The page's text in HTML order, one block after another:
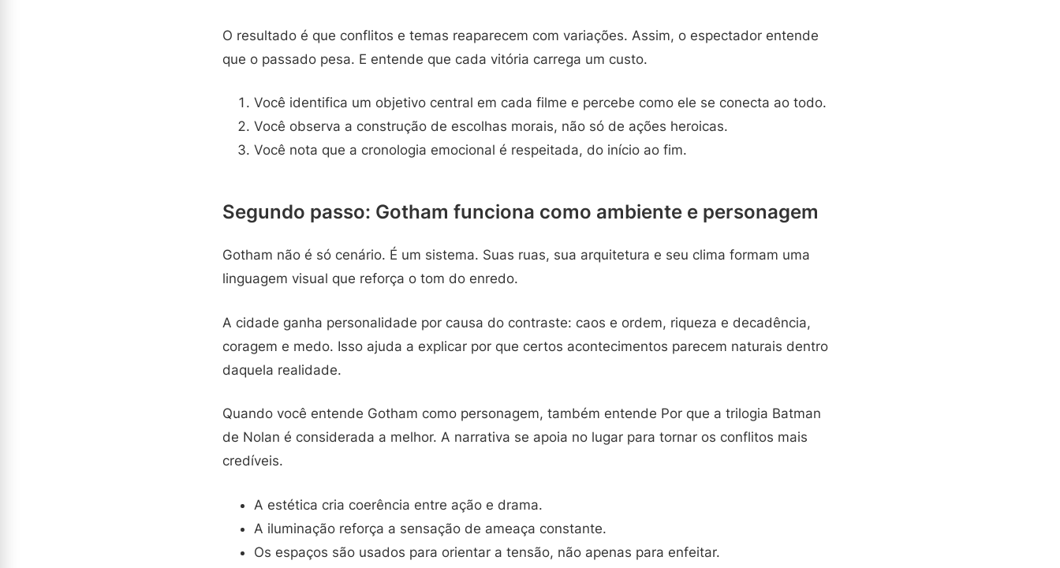
O resultado é que conflitos e temas reaparecem com variações. Assim, o espectador entende
que o passado pesa. E entende que cada vitória carrega um custo.
Você identifica um objetivo central em cada filme e percebe como ele se conecta ao todo.
Você observa a construção de escolhas morais, não só de ações heroicas.
Você nota que a cronologia emocional é respeitada, do início ao fim.
Segundo passo: Gotham funciona como ambiente e personagem
Gotham não é só cenário. É um sistema. Suas ruas, sua arquitetura e seu clima formam uma
linguagem visual que reforça o tom do enredo.
A cidade ganha personalidade por causa do contraste: caos e ordem, riqueza e decadência,
coragem e medo. Isso ajuda a explicar por que certos acontecimentos parecem naturais dentro
daquela realidade.
Quando você entende Gotham como personagem, também entende Por que a trilogia Batman
de Nolan é considerada a melhor. A narrativa se apoia no lugar para tornar os conflitos mais
credíveis.
A estética cria coerência entre ação e drama.
A iluminação reforça a sensação de ameaça constante.
Os espaços são usados para orientar a tensão, não apenas para enfeitar.